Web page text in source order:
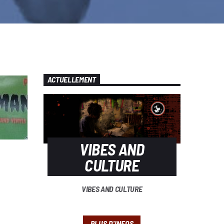
ACTUELLEMENT
VIBES AND
CULTURE
VIBES AND CULTURE